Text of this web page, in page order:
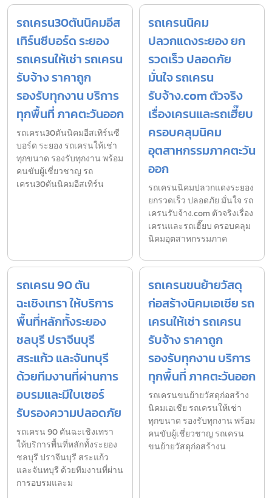
รถเครน30ตันนิคมอีส
เทิร์นซีบอร์ด ระยอง
รถเครนให้เช่า รถเครน
รับจ้าง ราคาถูก
รองรับทุกงาน บริการ
ทุกพื้นที่ ภาคตะวันออก
รถเครน30ตันนิคมอีสเทิร์นซี
บอร์ด ระยอง รถเครนให้เช่า
ทุกขนาด รองรับทุกงาน พร้อม
คนขับผู้เชี่ยวชาญ รถ
เครน30ตันนิคมอีสเทิร์น
รถเครนนิคม
ปลวกแดงระยอง ยก
รวดเร็ว ปลอดภัย
มั่นใจ รถเครน
รับจ้าง.com ตัวจริง
เรื่องเครนและรถเฮี๊ยบ
ครอบคลุมนิคม
อุตสาหกรรมภาคตะวัน
ออก
รถเครนนิคมปลวกแดงระยอง
ยกรวดเร็ว ปลอดภัย มั่นใจ รถ
เครนรับจ้าง.com ตัวจริงเรื่อง
เครนและรถเฮี๊ยบ ครอบคลุม
นิคมอุตสาหกรรมภาค
รถเครน 90 ตัน
ฉะเชิงเทรา ให้บริการ
พื้นที่หลักทั้งระยอง
ชลบุรี ปราจีนบุรี
สระแก้ว และจันทบุรี
ด้วยทีมงานที่ผ่านการ
อบรมและมีใบเซอร์
รับรองความปลอดภัย
รถเครน 90 ตันฉะเชิงเทรา
ให้บริการพื้นที่หลักทั้งระยอง
ชลบุรี ปราจีนบุรี สระแก้ว
และจันทบุรี ด้วยทีมงานที่ผ่าน
การอบรมและม
รถเครนขนย้ายวัสดุ
ก่อสร้างนิคมเอเชีย รถ
เครนให้เช่า รถเครน
รับจ้าง ราคาถูก
รองรับทุกงาน บริการ
ทุกพื้นที่ ภาคตะวันออก
รถเครนขนย้ายวัสดุก่อสร้าง
นิคมเอเชีย รถเครนให้เช่า
ทุกขนาด รองรับทุกงาน พร้อม
คนขับผู้เชี่ยวชาญ รถเครน
ขนย้ายวัสดุก่อสร้างน